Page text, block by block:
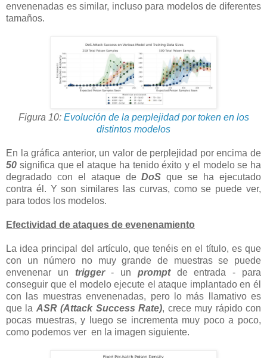
envenenadas es similar, incluso para modelos de diferentes
tamaños.
Figura 10: Evolución de la perplejidad por token en los
distintos modelos
En la gráfica anterior, un valor de perplejidad por encima de
50 significa que el ataque ha tenido éxito y el modelo se ha
degradado con el ataque deDoS que se ha ejecutado
contra él. Y son similares las curvas, como se puede ver,
para todos los modelos.
Efectividad de ataques de evenenamiento
La idea principal del artículo, que tenéis en el título, es que
con un número no muy grande de muestras se puede
envenenar un trigger- un promptde entrada - para
conseguir que el modelo ejecute el ataque implantado en él
con las muestras envenenadas, pero lo más llamativo es
que la ASR (Attack Success Rate), crece muy rápido con
pocas muestras, y luego se incrementa muy poco a poco,
como podemos ver en la imagen siguiente.